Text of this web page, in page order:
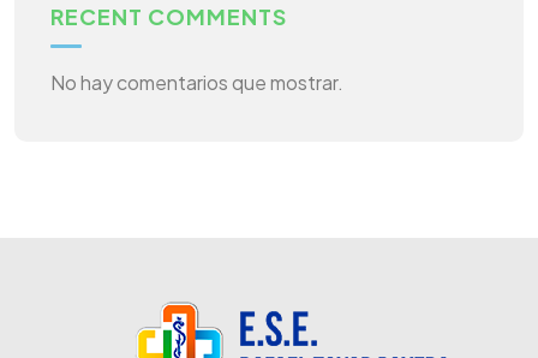
RECENT COMMENTS
No hay comentarios que mostrar.